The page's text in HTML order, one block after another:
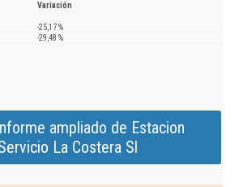
Variación
-25,17 %
-29,48 %
ampliado de Estacion
La Costera Sl